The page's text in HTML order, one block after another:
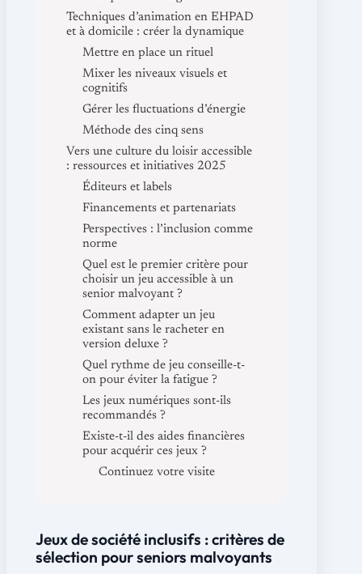
Techniques d’animation en EHPAD
et à domicile : créer la dynamique
Mettre en place un rituel
Mixer les niveaux visuels et
cognitifs
Gérer les fluctuations d’énergie
Méthode des cinq sens
Vers une culture du loisir accessible
: ressources et initiatives 2025
Éditeurs et labels
Financements et partenariats
Perspectives : l’inclusion comme
norme
Quel est le premier critère pour
choisir un jeu accessible à un
senior malvoyant ?
Comment adapter un jeu
existant sans le racheter en
version deluxe ?
Quel rythme de jeu conseille-t-
on pour éviter la fatigue ?
Les jeux numériques sont-ils
recommandés ?
Existe-t-il des aides financières
pour acquérir ces jeux ?
Continuez votre visite
Jeux de société inclusifs : critères de
sélection pour seniors malvoyants